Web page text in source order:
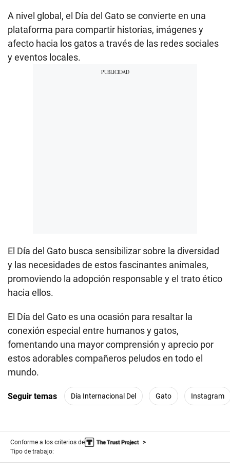
A nivel global, el Día del Gato se convierte en una
plataforma para compartir historias, imágenes y
afecto hacia los gatos a través de las redes sociales
y eventos locales.
El Día del Gato busca sensibilizar sobre la diversidad
y las necesidades de estos fascinantes animales,
promoviendo la adopción responsable y el trato ético
hacia ellos.
El Día del Gato es una ocasión para resaltar la
conexión especial entre humanos y gatos,
fomentando una mayor comprensión y aprecio por
estos adorables compañeros peludos en todo el
mundo.
Seguir temas Día Internacional Del Gato Instagram
Conforme a los criterios de
Tipo de trabajo: